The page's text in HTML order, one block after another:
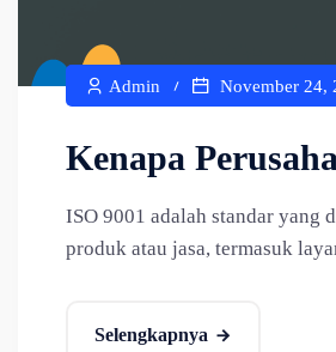
Admin November 24,
Kenapa
ISO 9001 adalah standar yang
produk atau jasa, termasuk
Selengkapnya